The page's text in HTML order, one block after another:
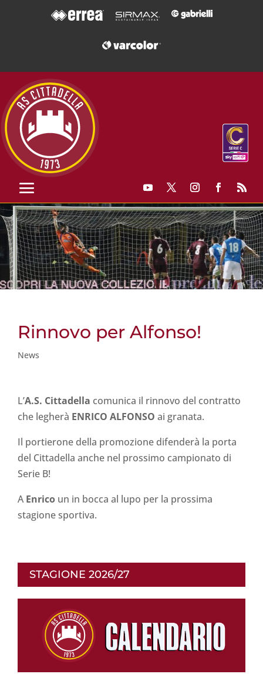
Rinnovo per Alfonso!
News
L’A.S. Cittadella comunica il rinnovo del contratto
che legherà ENRICO ALFONSO ai granata.
Il portierone della promozione difenderà la porta
del Cittadella anche nel prossimo campionato di
Serie B!
AEnrico un in bocca al lupo per la prossima
stagione sportiva.
STAGIONE 2026/27